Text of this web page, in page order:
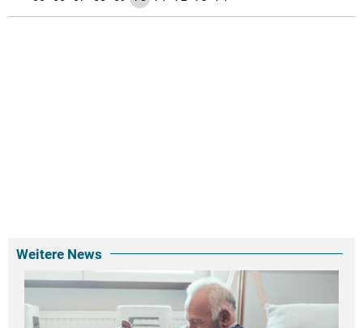
Weitere News